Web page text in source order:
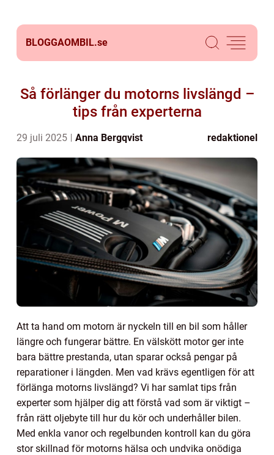
BLOGGAOMBIL.se
Så förlänger du motorns livslängd –
tips från experterna
29 juli 2025 Anna Bergqvist redaktionel
Att ta hand om motorn är nyckeln till en bil som håller
längre och fungerar bättre. En välskött motor ger inte
bara bättre prestanda, utan sparar också pengar på
reparationer i längden. Men vad krävs egentligen för att
förlänga motorns livslängd? Vi har samlat tips från
experter som hjälper dig att förstå vad som är viktigt –
från rätt oljebyte till hur du kör och underhåller bilen.
Med enkla vanor och regelbunden kontroll kan du göra
stor skillnad för motorns hälsa och undvika onödiga